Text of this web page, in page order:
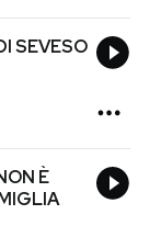
SEVESO
È